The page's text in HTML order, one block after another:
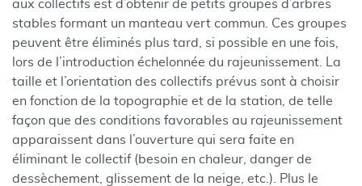
aux collectifs est d’obtenir de petits groupes d’arbres
stables formant un manteau vert commun. Ces groupes
peuvent être éliminés plus tard, si possible en une fois,
lors de l’introduction échelonnée du rajeunissement. La
taille et l’orientation des collectifs prévus sont à choisir
en fonction de la topographie et de la station, de telle
façon que des conditions favorables au rajeunissement
apparaissent dans l’ouverture qui sera faite en
éliminant le collectif (besoin en chaleur, danger de
dessèchement, glissement de la neige, etc.). Plus le